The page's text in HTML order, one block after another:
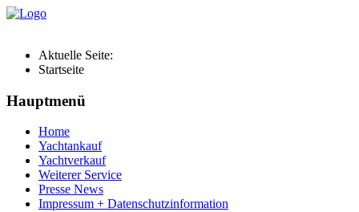
Aktuelle Seite:
Startseite
Hauptmenü
Home
Yachtankauf
Yachtverkauf
Weiterer Service
Presse News
Impressum + Datenschutzinformation